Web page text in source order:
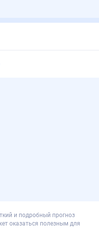
и подробный прогноз
оказаться полезным для